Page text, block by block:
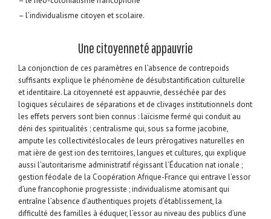
– l’individualisme citoyen et scolaire.
Une citoyenneté appauvrie
La conjonction de ces paramètres en l’absence de contrepoids
suffisants explique le phénomène de désubstantification culturelle
et identitaire. La citoyenneté est appauvrie, desséchée par des
logiques séculaires de séparations et de clivages institutionnels dont
les effets pervers sont bien connus : laïcisme fermé qui conduit au
déni des spiritualités ; centralisme qui, sous sa forme jacobine,
ampute les collectivitéslocales de leurs prérogatives naturelles en
mat ière de gest ion des territoires, langues et cultures, qui explique
aussi l’autoritarisme administratif régissant l’Éducation nat ionale ;
gestion féodale de la Coopération Afrique-France qui entrave l’essor
d’une francophonie progressiste ; individualisme atomisant qui
entraîne l’absence d’authentiques projets d’établissement, la
difficulté des familles à éduquer, l’essor au niveau des publics d’une